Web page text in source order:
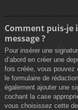
Comment puis-je
message ?
Pour insérer une
d’abord en créer une
fois créée, vous pouvez
le formulaire de
également ajouter une
cochant la case
vous choisissez cette